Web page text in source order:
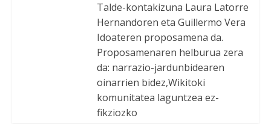
Talde-kontakizuna Laura Latorre
Hernandoren eta Guillermo Vera
Idoateren proposamena da.
Proposamenaren helburua zera
da: narrazio-jardunbidearen
oinarrien bidez,Wikitoki
komunitatea laguntzea ez-
fikziozko